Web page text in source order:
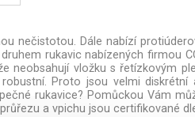
nečistotou. Dále nabízí
rukavic nabízených firmou
neobsahují vložku s řetízkovým
Proto jsou velmi diskrétní
rukavice? Pomůckou Vám
a vpichu jsou certifikované